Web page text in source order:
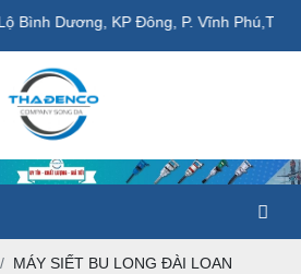
KP Đông, P. Vĩnh Phú,TP. Thuận
MÁY SIẾT BU LONG ĐÀI LOAN